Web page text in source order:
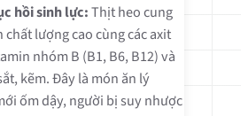
hồi sinh lực:Thịt heo cung
lượng cao cùng các axit
nhóm B (B1, B6, B12) và
kẽm. Đây là món ăn lý
ốm dậy, người bị suy nhược